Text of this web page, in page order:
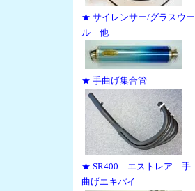
★ サイレンサー/グラスウー
ル 他
★ 手曲げ集合管
★ SR400 エストレア 手
曲げエキパイ